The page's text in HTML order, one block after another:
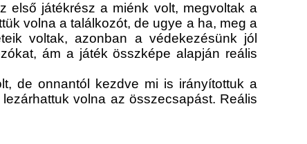
első játékrész a miénk volt, megvoltak a
volna a találkozót, de ugye a ha, meg a
voltak, azonban a védekezésünk jól
ám a játék összképe alapján reális
de onnantól kezdve mi is irányítottuk a
volna az összecsapást. Reális